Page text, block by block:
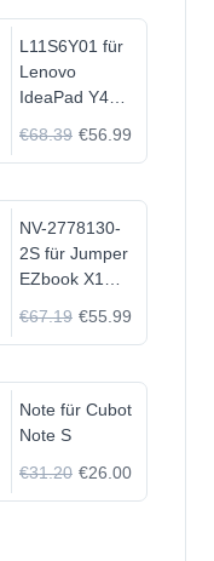
L11S6Y01 für
Lenovo
IdeaPad Y480
Z585
€68.39 €56.99
NV-2778130-
2S für Jumper
EZbook X1
€67.19 €55.99
Note für Cubot
Note S
€31.20 €26.00